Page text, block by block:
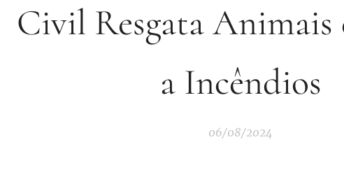
Civil Resgata Animais
a Incêndios
06/08/2024